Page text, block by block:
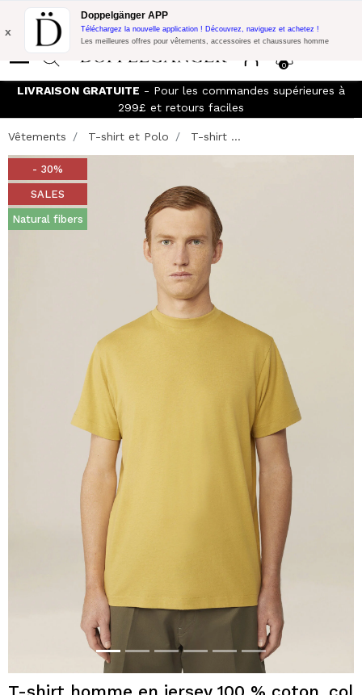
Promo Flash:10% de réduction supplémentaire sur 300£ d'achat
avec le code:
0
x
Doppelgänger APP
Téléchargez la nouvelle application ! Découvrez, naviguez et achetez !
Les meilleures offres pour vêtements, accessoires et chaussures homme
LIVRAISON GRATUITE - Pour les commandes supérieures à
299£ et retours faciles
Vêtements T-shirt et Polo T-shirt ...
- 30%
SALES
Natural fibers